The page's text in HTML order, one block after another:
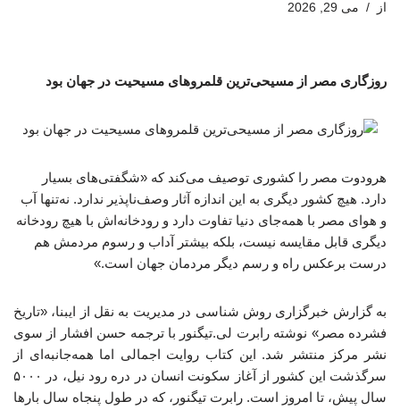
از می 29, 2026
روزگاری مصر از مسیحی‌ترین قلمروهای مسیحیت در جهان بود
هرودوت مصر را کشوری توصیف می‌کند که «شگفتی‌های بسیار
دارد. هیچ کشور دیگری به این اندازه آثار وصف‌ناپذیر ندارد. نه‌تنها آب
و هوای مصر با همه‌جای دنیا تفاوت دارد و رودخانه‌اش با هیچ رودخانه
دیگری قابل مقایسه نیست، بلکه بیشتر آداب و رسوم مردمش هم
درست برعکس راه و رسم دیگر مردمان جهان است.»
به گزارش خبرگزاری روش شناسی در مدیریت به نقل از ایبنا، «تاریخ
فشرده مصر» نوشته رابرت لی.تیگنور با ترجمه حسن افشار از سوی
نشر مرکز منتشر شد. این کتاب روایت اجمالی اما همه‌جانبه‌ای از
سرگذشت این کشور از آغاز سکونت انسان در دره‌ رود نیل، در ۵۰۰۰
سال پیش، تا امروز است. رابرت تیگنور، که در طول پنجاه سال بارها